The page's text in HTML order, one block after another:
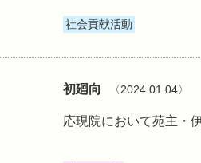
社会貢献活動
初廻向 〈2024.01.04〉
応現院において苑主・